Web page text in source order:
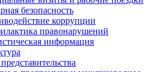
безопасность
коррупции
правонарушений
информация